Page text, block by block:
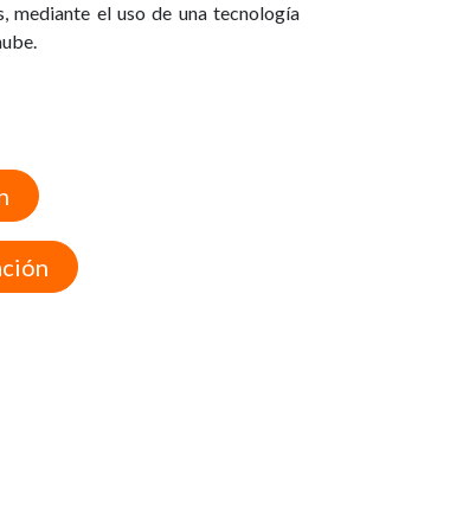
mediante el uso de una tecnología